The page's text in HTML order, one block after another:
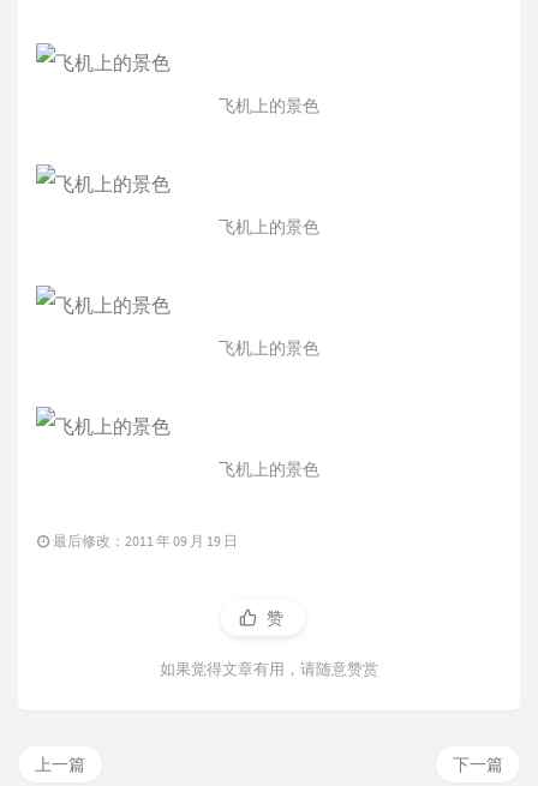
飞机上的景色
飞机上的景色
飞机上的景色
飞机上的景色
最后修改：2011 年 09 月 19 日
赞
如果觉得文章有用，请随意赞赏
下一篇
上一篇